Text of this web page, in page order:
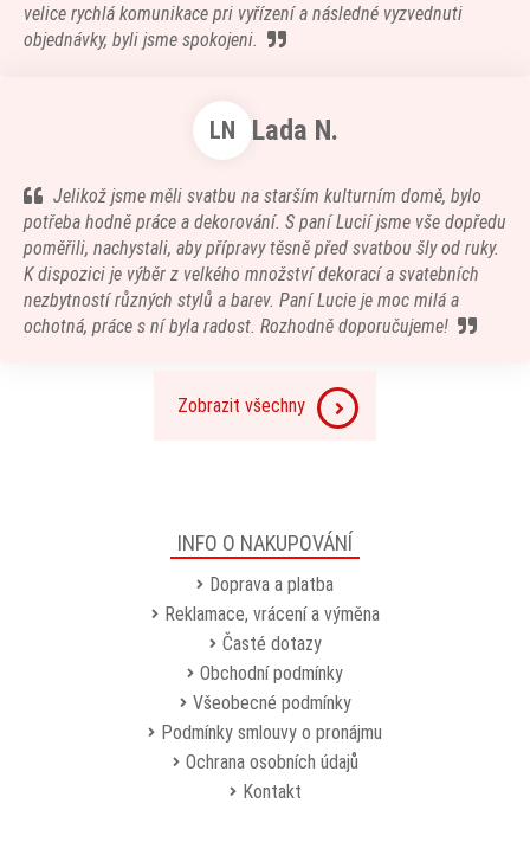
velice rychlá komunikace pri vyřízení a následné vyzvednuti
objednávky, byli jsme spokojeni.
LN Lada N.
Jelikož jsme měli svatbu na starším kulturním domě, bylo
potřeba hodně práce a dekorování. S paní Lucií jsme vše dopředu
poměřili, nachystali, aby přípravy těsně před svatbou šly od ruky.
K dispozici je výběr z velkého množství dekorací a svatebních
nezbytností různých stylů a barev. Paní Lucie je moc milá a
ochotná, práce s ní byla radost. Rozhodně doporučujeme!
Zobrazit všechny
INFO O NAKUPOVÁNÍ
Doprava a platba
Reklamace, vrácení a výměna
Časté dotazy
Obchodní podmínky
Všeobecné podmínky
Podmínky smlouvy o pronájmu
Ochrana osobních údajů
Kontakt